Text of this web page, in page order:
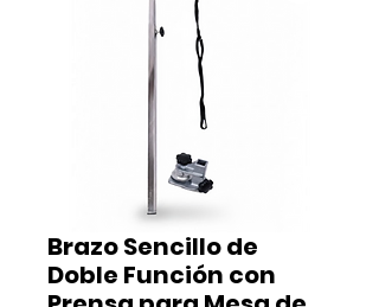
Brazo Sencillo de
Doble Función con